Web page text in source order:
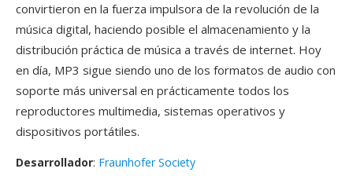
convirtieron en la fuerza impulsora de la revolución de la
música digital, haciendo posible el almacenamiento y la
distribución práctica de música a través de internet. Hoy
en día, MP3 sigue siendo uno de los formatos de audio con
soporte más universal en prácticamente todos los
reproductores multimedia, sistemas operativos y
dispositivos portátiles.
Desarrollador: Fraunhofer Society